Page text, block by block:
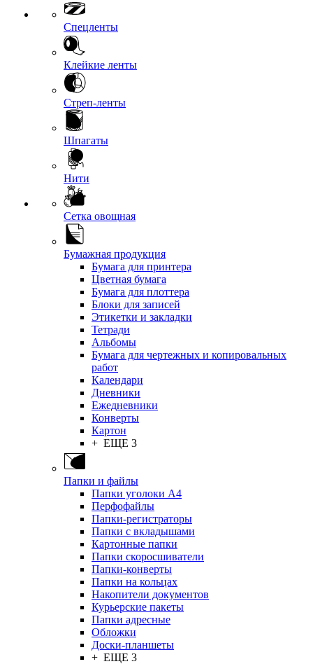
Спецленты
Клейкие ленты
Стреп-ленты
Шпагаты
Нити
Сетка овощная
Бумажная продукция
Бумага для принтера
Цветная бумага
Бумага для плоттера
Блоки для записей
Этикетки и закладки
Тетради
Альбомы
Бумага для чертежных и копировальных
работ
Календари
Дневники
Ежедневники
Конверты
Картон
+ ЕЩЕ 3
Папки и файлы
Папки уголоки А4
Перфофайлы
Папки-регистраторы
Папки с вкладышами
Картонные папки
Папки скоросшиватели
Папки-конверты
Папки на кольцах
Накопители документов
Курьерские пакеты
Папки адресные
Обложки
Доски-планшеты
+ ЕЩЕ 3